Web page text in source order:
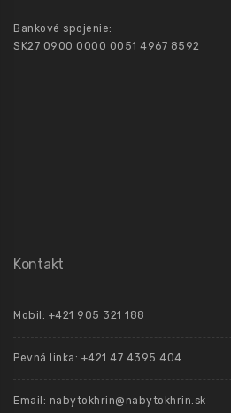
Bankové spojenie:
SK27 0900 0000 0051 4967 8592
Kontakt
Mobil: +421 905 321 188
Pevná linka: +421 47 4395 404
Email: nabytokhrin@nabytokhrin.sk